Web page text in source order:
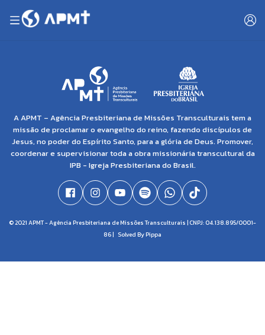
A APMT – Agência Presbiteriana de Missões Transculturais tem a
missão de proclamar o evangelho do reino, fazendo discípulos de
Jesus, no poder do Espírito Santo, para a glória de Deus. Promover,
coordenar e supervisionar toda a obra missionária transcultural da
IPB - Igreja Presbiteriana do Brasil.
© 2021 APMT - Agência Presbiteriana de Missões Transculturais | CNPJ: 04.138.895/0001-
86 | Solved By Pippa